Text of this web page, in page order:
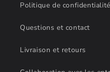
Politique de confidentialité
Questions et contact
Livraison et retours